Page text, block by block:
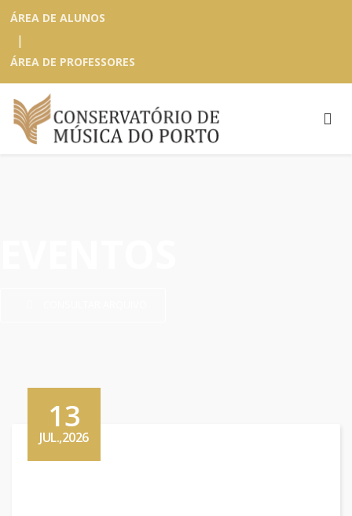
ÁREA DE ALUNOS
|
ÁREA DE PROFESSORES
13
JUL.,2026